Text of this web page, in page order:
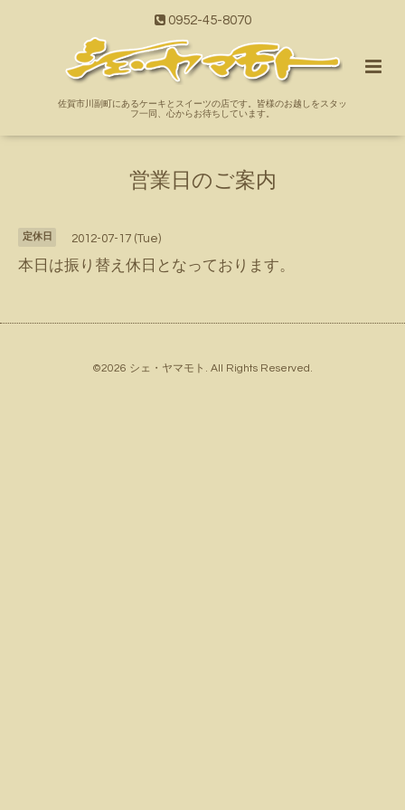
0952-45-8070
佐賀市川副町にあるケーキとスイーツの店です。皆様のお越しをスタッ
フ一同、心からお待ちしています。
営業日のご案内
定休日 2012-07-17 (Tue)
本日は振り替え休日となっております。
©2026 シェ・ヤマモト . All Rights Reserved.